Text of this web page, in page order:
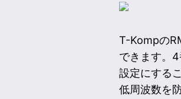
T-Kompの
できます。
設定にする
低周波数を